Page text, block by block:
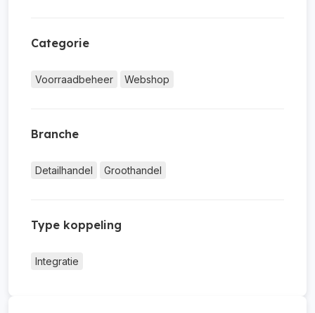
Categorie
Voorraadbeheer Webshop
Branche
Detailhandel Groothandel
Type koppeling
Integratie